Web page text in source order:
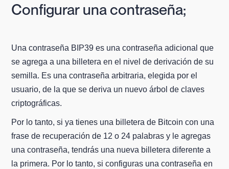
Configurar una contraseña;
Una contraseña BIP39 es una contraseña adicional que
se agrega a una billetera en el nivel de derivación de su
semilla. Es una contraseña arbitraria, elegida por el
usuario, de la que se deriva un nuevo árbol de claves
criptográficas.
Por lo tanto, si ya tienes una billetera de Bitcoin con una
frase de recuperación de 12 o 24 palabras y le agregas
una contraseña, tendrás una nueva billetera diferente a
la primera. Por lo tanto, si configuras una contraseña en